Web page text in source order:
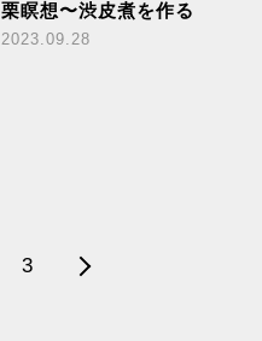
栗瞑想〜渋皮煮を作る
2023.09.28
3